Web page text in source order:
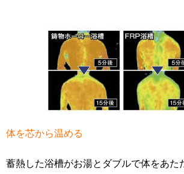
体を芯から温める
蓄熱した浴槽がお湯とダブルで体をあた